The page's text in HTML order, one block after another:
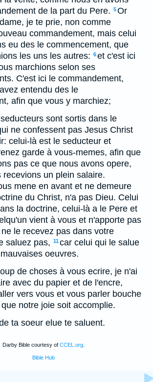
de la part du Pere. 5Or
je te prie, non comme
commandement, mais celui
eu des le commencement, que
les uns les autres: 6et c'est ici
marchions selon ses
C'est ici le commandement,
entendu des le
afin que vous y marchiez;
sont sortis dans le
ne confessent pas Jesus Christ
celui-là est le seducteur et
garde à vous-memes, afin que
pas ce que nous avons opere,
recevions un plein salaire.
mene en avant et ne demeure
du Christ, n'a pas Dieu. Celui
la doctrine, celui-là a le Pere et
vient à vous et n'apporte pas
le recevez pas dans votre
saluez pas, 11car celui qui le salue
oeuvres.
de choses à vous ecrire, je n'ai
avec du papier et de l'encre,
vers vous et vous parler bouche
notre joie soit accomplie.
ta soeur elue te saluent.
Darby Bible courtesy of CCEL.org
Bible Hub